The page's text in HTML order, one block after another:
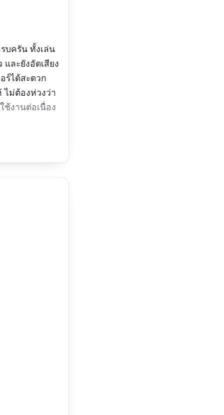
บครัน ทั้งเล่น
ละยังอัดเสียง
ร์ได้สะดวก
ม่ต้องห่วงว่า
ช้งานต่อเนื่อง